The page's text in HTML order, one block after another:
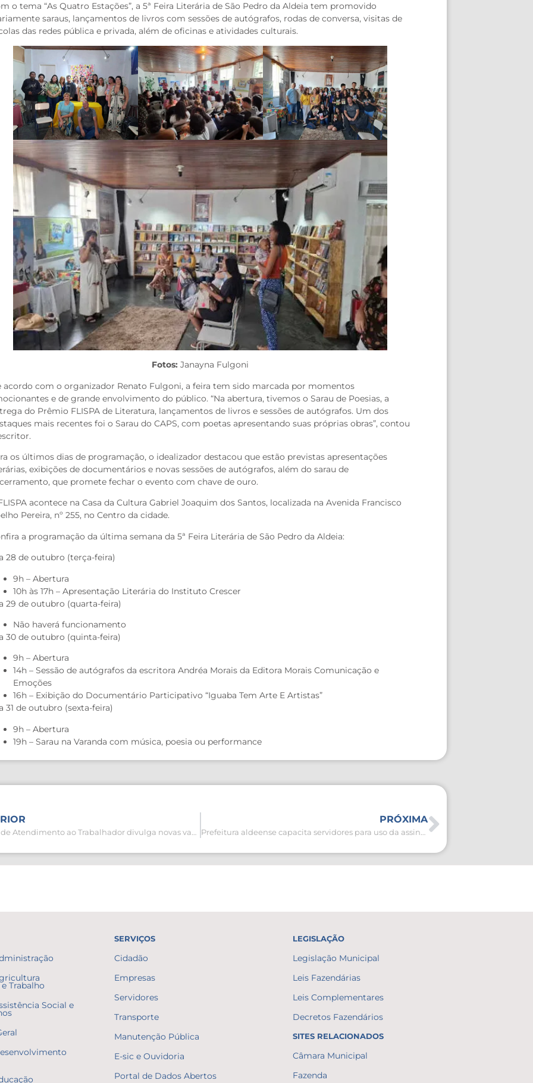
o tema “As Quatro Estações”, a 5ª Feira Literária de São Pedro da Aldeia tem promovido
saraus, lançamentos de livros com sessões de autógrafos, rodas de conversa, visitas de
das redes pública e privada, além de oficinas e atividades culturais.
Fotos: Janayna Fulgoni
acordo com o organizador Renato Fulgoni, a feira tem sido marcada por momentos
e de grande envolvimento do público. “Na abertura, tivemos o Sarau de Poesias, a
do Prêmio FLISPA de Literatura, lançamentos de livros e sessões de autógrafos. Um dos
mais recentes foi o Sarau do CAPS, com poetas apresentando suas próprias obras”, contou
os últimos dias de programação, o idealizador destacou que estão previstas apresentações
exibições de documentários e novas sessões de autógrafos, além do sarau de
que promete fechar o evento com chave de ouro.
acontece na Casa da Cultura Gabriel Joaquim dos Santos, localizada na Avenida Francisco
Pereira, nº 255, no Centro da cidade.
a programação da última semana da 5ª Feira Literária de São Pedro da Aldeia:
28 de outubro (terça-feira)
9h – Abertura
10h às 17h – Apresentação Literária do Instituto Crescer
29 de outubro (quarta-feira)
Não haverá funcionamento
30 de outubro (quinta-feira)
9h – Abertura
14h – Sessão de autógrafos da escritora Andréa Morais da Editora Morais Comunicação e
Emoções
16h – Exibição do Documentário Participativo “Iguaba Tem Arte E Artistas”
31 de outubro (sexta-feira)
9h – Abertura
19h – Sarau na Varanda com música, poesia ou performance
PRÓXIMA
Trabalho
Social e
SERVIÇOS
Cidadão
Empresas
Servidores
Transporte
Manutenção Pública
E-sic e Ouvidoria
Portal de Dados Abertos
LEGISLAÇÃO
Legislação Municipal
Leis Fazendárias
Leis Complementares
Decretos Fazendários
SITES RELACIONADOS
Câmara Municipal
Fazenda